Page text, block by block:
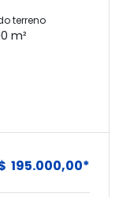
terreno
m²
195.000,00*